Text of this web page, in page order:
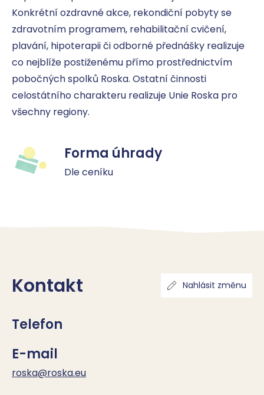
Konkrétní ozdravné akce, rekondiční pobyty se
zdravotním programem, rehabilitační cvičení,
plavání, hipoterapii či odborné přednášky realizuje
co nejblíže postiženému přímo prostřednictvím
pobočných spolků Roska. Ostatní činnosti
celostátního charakteru realizuje Unie Roska pro
všechny regiony.
Forma úhrady
Dle ceníku
Kontakt Nahlásit změnu
Telefon
E-mail
roska@roska.eu